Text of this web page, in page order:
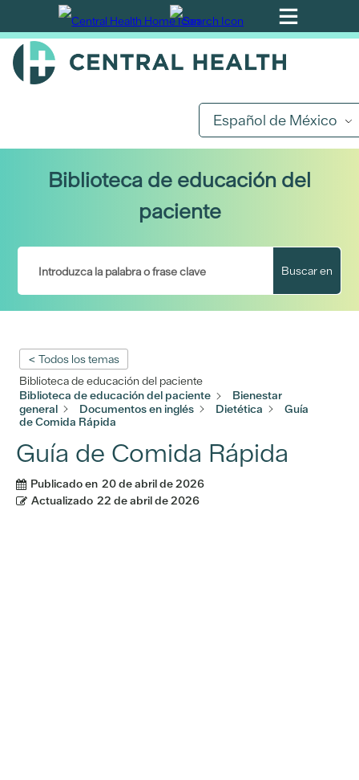
Ir
al
contenido
Español de México
Biblioteca de educación del
paciente
Buscar en
< Todos los temas
Biblioteca de educación del paciente
Biblioteca de educación del paciente
Bienestar
general
Documentos en inglés Dietética
Guía
de Comida Rápida
Guía de Comida Rápida
Publicado en 20 de abril de 2026
Actualizado 22 de abril de 2026